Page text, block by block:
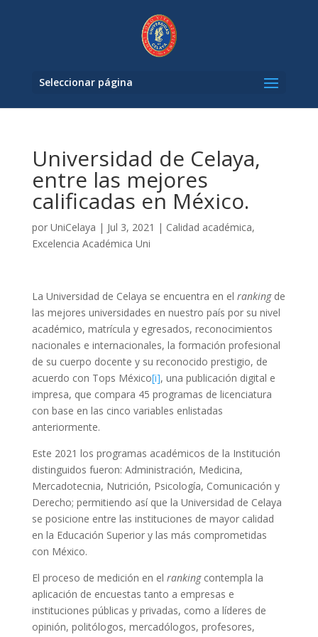
Seleccionar página
Universidad de Celaya,
entre las mejores
calificadas en México.
por UniCelaya | Jul 3, 2021 | Calidad académica,
Excelencia Académica Uni
La Universidad de Celaya se encuentra en el rankingde
las mejores universidades en nuestro país por su nivel
académico, matrícula y egresados, reconocimientos
nacionales e internacionales, la formación profesional
de su cuerpo docente y su reconocido prestigio, de
acuerdo con Tops México[i], una publicación digital e
impresa, que compara 45 programas de licenciatura
con base en las cinco variables enlistadas
anteriormente.
Este 2021 los programas académicos de la Institución
distinguidos fueron: Administración, Medicina,
Mercadotecnia, Nutrición, Psicología, Comunicación y
Derecho; permitiendo así que la Universidad de Celaya
se posicione entre las instituciones de mayor calidad
en la Educación Superior y las más comprometidas
con México.
El proceso de medición en el rankingcontempla la
aplicación de encuestas tanto a empresas e
instituciones públicas y privadas, como a líderes de
opinión, politólogos, mercadólogos, profesores,